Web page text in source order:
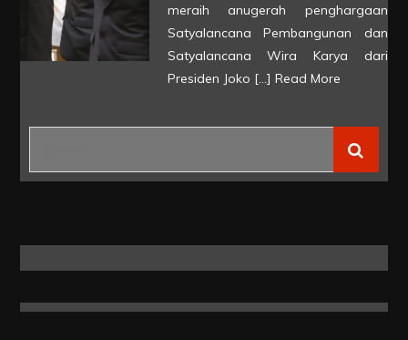
RI,
6
Insan
Raih
Satyalancana
meraih anugerah penghargaan
Satyalancana Pembangunan dan
Satyalancana Wira Karya dari
Presiden Joko […] Read More